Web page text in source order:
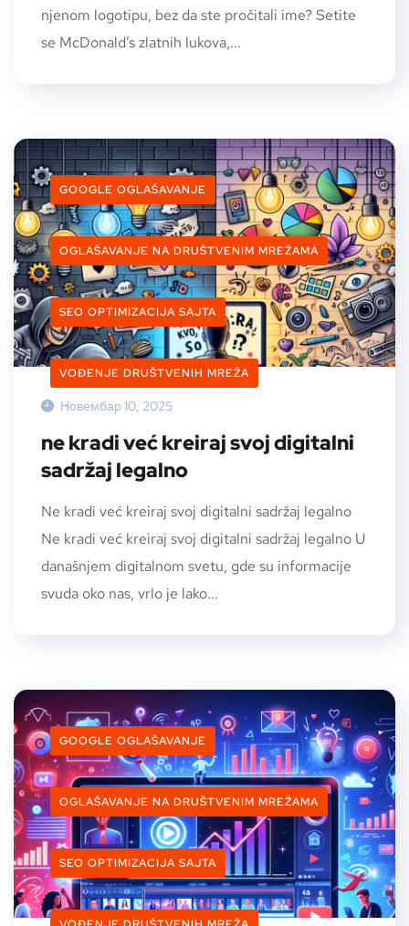
njenom logotipu, bez da ste pročitali ime? Setite
se McDonald’s zlatnih lukova,...
GOOGLE OGLAŠAVANJE
OGLAŠAVANJE NA DRUŠTVENIM MREŽAMA
SEO OPTIMIZACIJA SAJTA
VOĐENJE DRUŠTVENIH MREŽA
Новембар 10, 2025
ne kradi već kreiraj svoj digitalni
sadržaj legalno
Ne kradi već kreiraj svoj digitalni sadržaj legalno
Ne kradi već kreiraj svoj digitalni sadržaj legalno U
današnjem digitalnom svetu, gde su informacije
svuda oko nas, vrlo je lako...
GOOGLE OGLAŠAVANJE
OGLAŠAVANJE NA DRUŠTVENIM MREŽAMA
SEO OPTIMIZACIJA SAJTA